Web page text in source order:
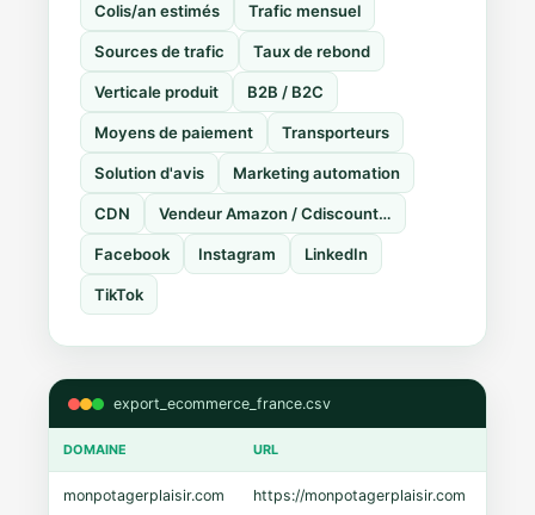
Colis/an estimés Trafic mensuel
Sources de trafic Taux de rebond
Verticale produit B2B / B2C
Moyens de paiement Transporteurs
Solution d'avis Marketing automation
CDN Vendeur Amazon / Cdiscount…
Facebook Instagram LinkedIn
TikTok
export_ecommerce_france.csv
DOMAINE URL
monpotagerplaisir.com https://monpotagerplaisir.com